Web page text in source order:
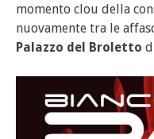
momento clou della
nuovamente tra le
Palazzo del Broletto